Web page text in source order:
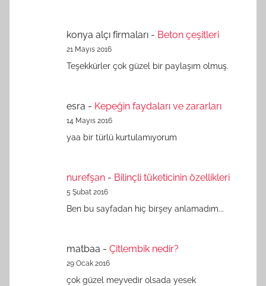
konya alçı firmaları - Beton çeşitleri
21 Mayıs 2016
Teşekkürler çok güzel bir paylaşım olmuş.
esra - Kepeğin faydaları ve zararları
14 Mayıs 2016
yaa bir türlü kurtulamıyorum
nurefşan - Bilinçli tüketicinin özellikleri
5 Şubat 2016
Ben bu sayfadan hiç birşey anlamadım...
matbaa - Çitlembik nedir?
29 Ocak 2016
çok güzel meyvedir olsada yesek